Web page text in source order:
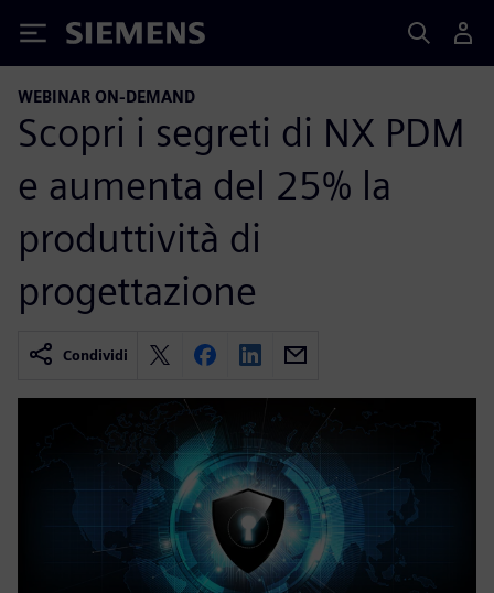
Siemens
WEBINAR ON-DEMAND
Scopri i segreti di NX PDM
e aumenta del 25% la
produttività di
progettazione
Condividi